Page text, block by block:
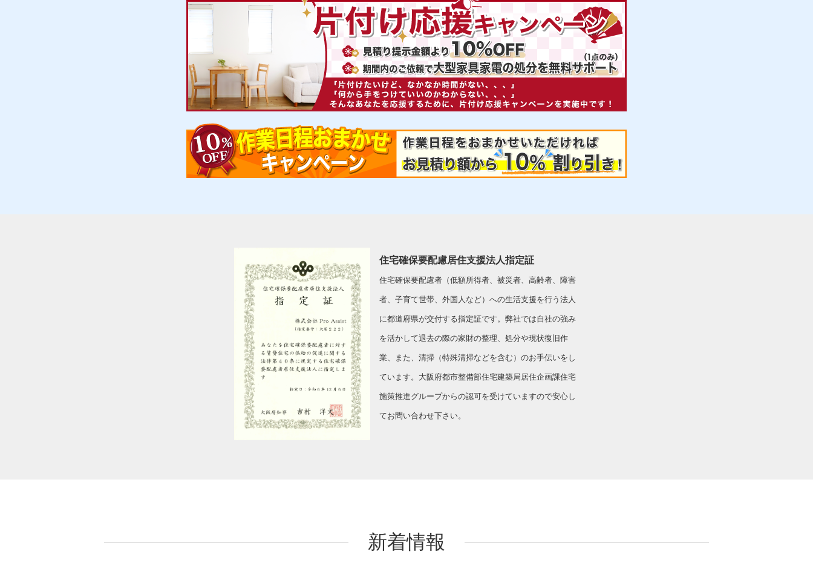
住宅確保要配慮居住支援法人指定証
住宅確保要配慮者（低額所得者、被災者、高齢者、障害
者、子育て世帯、外国人など）への生活支援を行う法人
に都道府県が交付する指定証です。弊社では自社の強み
を活かして退去の際の家財の整理、処分や現状復旧作
業、また、清掃（特殊清掃などを含む）のお手伝いをし
ています。大阪府都市整備部住宅建築局居住企画課住宅
施策推進グループからの認可を受けていますので安心し
てお問い合わせ下さい。
新着情報